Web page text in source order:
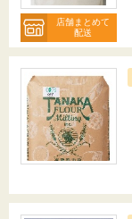
店舗まとめて
配送